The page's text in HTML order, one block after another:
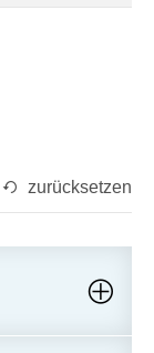
zurücksetzen